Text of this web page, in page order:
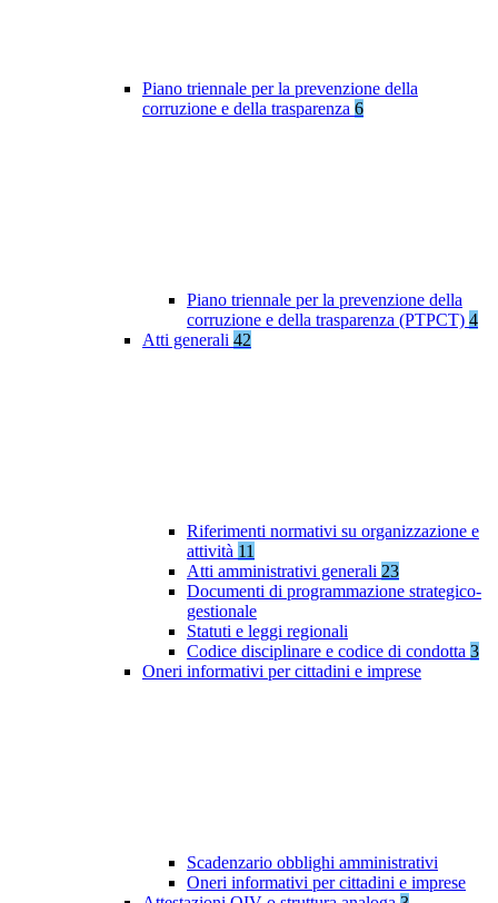
Piano triennale per la prevenzione della
corruzione e della trasparenza 6
Piano triennale per la prevenzione della
corruzione e della trasparenza (PTPCT) 4
Atti generali 42
Riferimenti normativi su organizzazione e
attività 11
Atti amministrativi generali 23
Documenti di programmazione strategico-
gestionale
Statuti e leggi regionali
Codice disciplinare e codice di condotta 3
Oneri informativi per cittadini e imprese
Scadenzario obblighi amministrativi
Oneri informativi per cittadini e imprese